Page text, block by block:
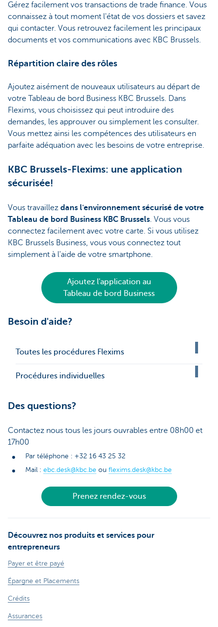
Gérez facilement vos transactions de trade finance. Vous
connaissez à tout moment l'état de vos dossiers et savez
qui contacter. Vous retrouvez facilement les principaux
documents et vos communications avec KBC Brussels.
Répartition claire des rôles
Ajoutez aisément de nouveaux utilisateurs au départ de
votre Tableau de bord Business KBC Brussels. Dans
Flexims, vous choisissez qui peut introduire des
demandes, les approuver ou simplement les consulter.
Vous mettez ainsi les compétences des utilisateurs en
parfaite adéquation avec les besoins de votre entreprise.
KBC Brussels-Flexims: une application
sécurisée!
Vous travaillez dans l'environnement sécurisé de votre
Tableau de bord Business KBC Brussels. Vous vous
connectez facilement avec votre carte. Si vous utilisez
KBC Brussels Business, vous vous connectez tout
simplement à l'aide de votre smartphone.
Ajoutez l'application au
Tableau de bord Business
Besoin d'aide?
Toutes les procédures Flexims
Procédures individuelles
Des questions?
Contactez nous tous les jours ouvrables entre 08h00 et
17h00
Par téléphone : +32 16 43 25 32
Mail : ebc.desk@kbc.be ou flexims.desk@kbc.be
Prenez rendez-vous
Découvrez nos produits et services pour
entrepreneurs
Payer et être payé
Épargne et Placements
Crédits
Assurances